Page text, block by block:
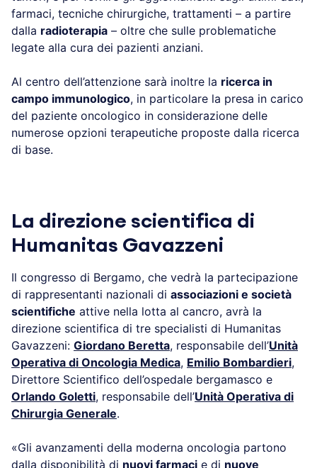
farmaci, tecniche chirurgiche, trattamenti – a partire
dalla radioterapia – oltre che sulle problematiche
legate alla cura dei pazienti anziani.
Al centro dell’attenzione sarà inoltre la ricerca in
campo immunologico, in particolare la presa in carico
del paziente oncologico in considerazione delle
numerose opzioni terapeutiche proposte dalla ricerca
di base.
La direzione scientifica di
Humanitas Gavazzeni
Il congresso di Bergamo, che vedrà la partecipazione
di rappresentanti nazionali di associazioni e società
scientifiche attive nella lotta al cancro, avrà la
direzione scientifica di tre specialisti di Humanitas
Gavazzeni: Giordano Beretta, responsabile dell’Unità
Operativa di Oncologia Medica, Emilio Bombardieri,
Direttore Scientifico dell’ospedale bergamasco e
Orlando Goletti, responsabile dell’Unità Operativa di
Chirurgia Generale.
«Gli avanzamenti della moderna oncologia partono
dalla disponibilità di nuovi farmaci e di nuove